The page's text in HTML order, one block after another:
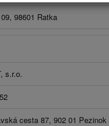
98601 Ratka
s.r.o.
cesta 87, 902 01 Pezinok